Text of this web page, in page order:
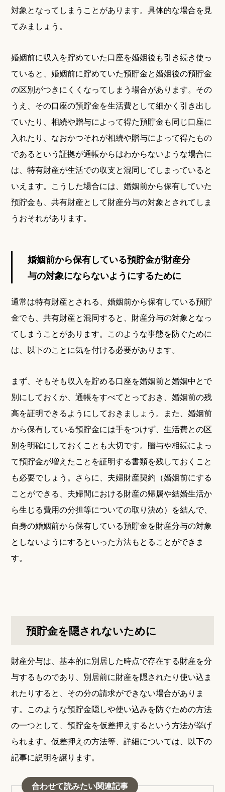
対象となってしまうことがあります。具体的な場合を見
てみましょう。
婚姻前に収入を貯めていた口座を婚姻後も引き続き使っ
ていると、婚姻前に貯めていた預貯金と婚姻後の預貯金
の区別がつきにくくなってしまう場合があります。その
うえ、その口座の預貯金を生活費として細かく引き出し
ていたり、相続や贈与によって得た預貯金も同じ口座に
入れたり、なおかつそれが相続や贈与によって得たもの
であるという証拠が通帳からはわからないような場合に
は、特有財産が生活での収支と混同してしまっていると
いえます。こうした場合には、婚姻前から保有していた
預貯金も、共有財産として財産分与の対象とされてしま
うおそれがあります。
婚姻前から保有している預貯金が財産分
与の対象にならないようにするために
通常は特有財産とされる、婚姻前から保有している預貯
金でも、共有財産と混同すると、財産分与の対象となっ
てしまうことがあります。このような事態を防ぐために
は、以下のことに気を付ける必要があります。
まず、そもそも収入を貯める口座を婚姻前と婚姻中とで
別にしておくか、通帳をすべてとっておき、婚姻前の残
高を証明できるようにしておきましょう。また、婚姻前
から保有している預貯金には手をつけず、生活費との区
別を明確にしておくことも大切です。贈与や相続によっ
て預貯金が増えたことを証明する書類を残しておくこと
も必要でしょう。さらに、夫婦財産契約（婚姻前にする
ことができる、夫婦間における財産の帰属や結婚生活か
ら生じる費用の分担等についての取り決め）を結んで、
自身の婚姻前から保有している預貯金を財産分与の対象
としないようにするといった方法もとることができま
す。
預貯金を隠されないために
財産分与は、基本的に別居した時点で存在する財産を分
与するものであり、別居前に財産を隠されたり使い込ま
れたりすると、その分の請求ができない場合がありま
す。このような預貯金隠しや使い込みを防ぐための方法
の一つとして、預貯金を仮差押えするという方法が挙げ
られます。仮差押えの方法等、詳細については、以下の
記事に説明を譲ります。
合わせて読みたい関連記事